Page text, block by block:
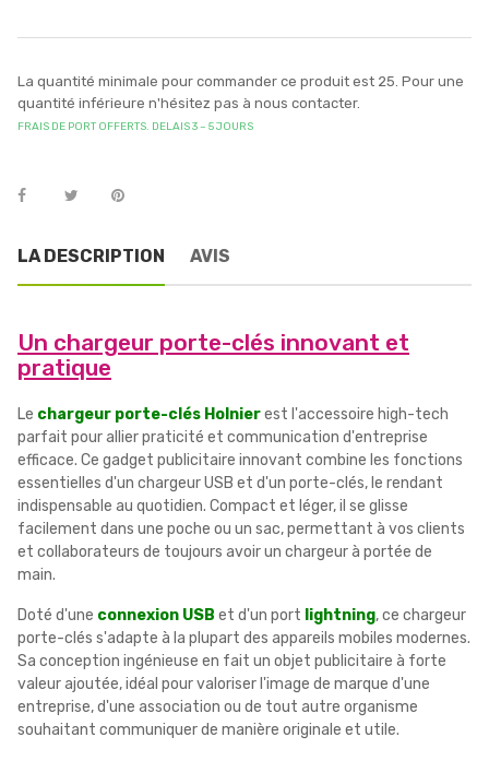
La quantité minimale pour commander ce produit est 25. Pour une
quantité inférieure n'hésitez pas à nous contacter.
FRAIS DE PORT OFFERTS. DELAIS 3 – 5 JOURS
LA DESCRIPTION AVIS
Un chargeur porte-clés innovant et
pratique
Le chargeur porte-clés Holnierest l'accessoire high-tech
parfait pour allier praticité et communication d'entreprise
efficace. Ce gadget publicitaire innovant combine les fonctions
essentielles d'un chargeur USB et d'un porte-clés, le rendant
indispensable au quotidien. Compact et léger, il se glisse
facilement dans une poche ou un sac, permettant à vos clients
et collaborateurs de toujours avoir un chargeur à portée de
main.
Doté d'une connexion USB et d'un port lightning, ce chargeur
porte-clés s'adapte à la plupart des appareils mobiles modernes.
Sa conception ingénieuse en fait un objet publicitaire à forte
valeur ajoutée, idéal pour valoriser l'image de marque d'une
entreprise, d'une association ou de tout autre organisme
souhaitant communiquer de manière originale et utile.